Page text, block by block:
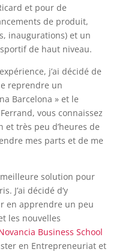
et pour de
de produit,
inaugurations) et un
de haut niveau.
j’ai décidé de
reprendre un
Barcelona » et le
vous connaissez
et très peu d’heures de
mes parts et de me
meilleure solution pour
J’ai décidé d’y
en apprendre un peu
les nouvelles
Business School
en Entrepreneuriat et